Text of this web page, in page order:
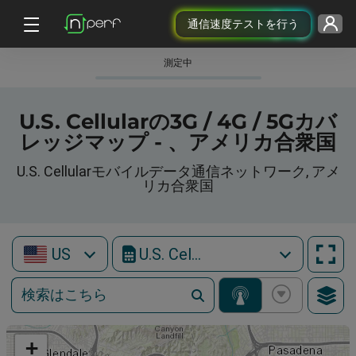
通信速度テストを行う
測定中
U.S. Cellularの3G / 4G / 5Gカバ
レッジマップ - 、アメリカ合衆国
U.S. Cellularモバイルデータ通信ネットワーク, アメ
リカ合衆国
US U.S. Cellular
+